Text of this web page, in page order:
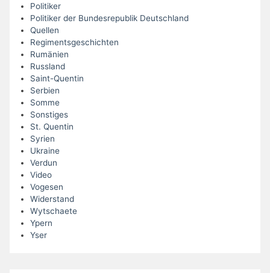
Politiker
Politiker der Bundesrepublik Deutschland
Quellen
Regimentsgeschichten
Rumänien
Russland
Saint-Quentin
Serbien
Somme
Sonstiges
St. Quentin
Syrien
Ukraine
Verdun
Video
Vogesen
Widerstand
Wytschaete
Ypern
Yser